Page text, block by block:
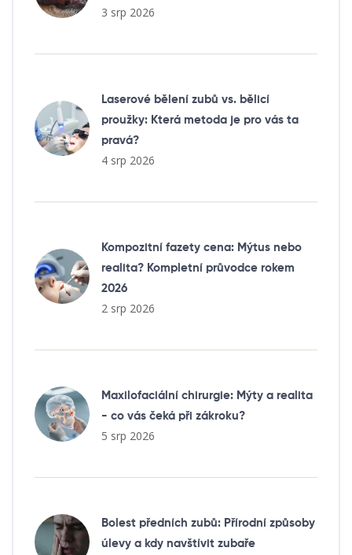
3 srp 2026
Laserové bělení zubů vs. bělicí
proužky: Která metoda je pro vás ta
pravá?
4 srp 2026
Kompozitní fazety cena: Mýtus nebo
realita? Kompletní průvodce rokem
2026
2 srp 2026
Maxilofaciální chirurgie: Mýty a realita
- co vás čeká při zákroku?
5 srp 2026
Bolest předních zubů: Přírodní způsoby
úlevy a kdy navštívit zubaře